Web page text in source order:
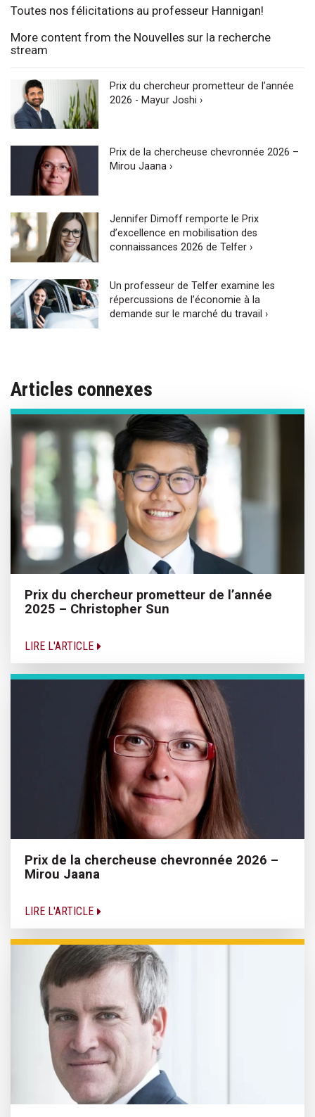
Toutes nos félicitations au professeur Hannigan!
More content from the Nouvelles sur la recherche
stream
Prix du chercheur prometteur de l’année
2026 - Mayur Joshi ›
Prix de la chercheuse chevronnée 2026 –
Mirou Jaana ›
Jennifer Dimoff remporte le Prix
d’excellence en mobilisation des
connaissances 2026 de Telfer ›
Un professeur de Telfer examine les
répercussions de l’économie à la
demande sur le marché du travail ›
Articles connexes
Prix du chercheur prometteur de l’année
2025 – Christopher Sun
LIRE L'ARTICLE
Prix de la chercheuse chevronnée 2026 –
Mirou Jaana
LIRE L'ARTICLE